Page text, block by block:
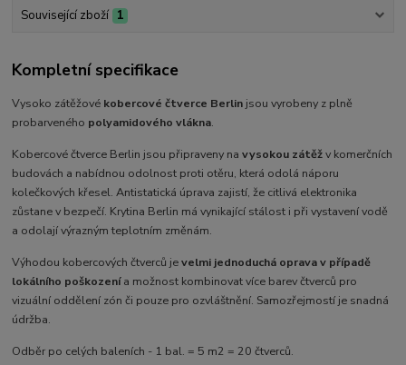
Související zboží 1
Kompletní specifikace
Vysoko zátěžové kobercové čtverce Berlin jsou vyrobeny z plně
probarveného polyamidového vlákna.
Kobercové čtverce Berlin jsou připraveny navysokou zátěžv komerčních
budovách a nabídnou odolnost proti otěru, která odolá náporu
kolečkových křesel. Antistatická úprava zajistí, že citlivá elektronika
zůstane v bezpečí. Krytina Berlin má vynikající stálost i při vystavení vodě
a odolají výrazným teplotním změnám.
Výhodou kobercových čtverců jevelmi jednoduchá oprava v případě
lokálního poškozenía možnost kombinovat více barev čtverců pro
vizuální oddělení zón či pouze pro ozvláštnění. Samozřejmostí je snadná
údržba.
Odběr po celých baleních - 1 bal. = 5 m2 = 20 čtverců.